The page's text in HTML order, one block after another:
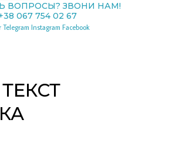
ВОПРОСЫ? ЗВОНИ НАМ!
067 754 02 67
Telegram Instagram Facebook